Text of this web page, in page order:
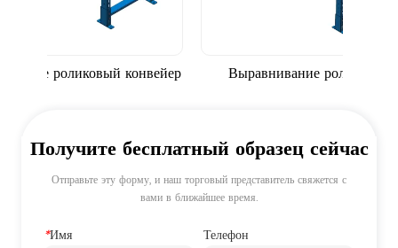
роликовый конвейер Выравнивание роликовый
Получите бесплатный образец сейчас
Отправьте эту форму, и наш торговый представитель свяжется с
вами в ближайшее время.
*Имя Телефон